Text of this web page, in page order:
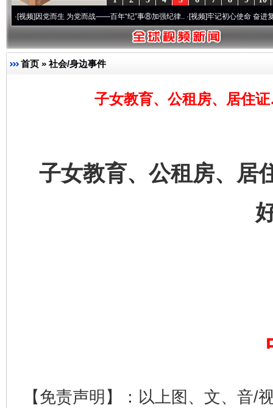
因党而生 为党而战——百年“纪”事⑧加强纪律..·[视频]牢记初心使命 奋进复兴征程丨“
首页 » 社会/身边事件
子女教育、公租房、居住
子女教育、公租房、
【免责声明】：以上图、文、音/
法徽映军营 权益有保障
一批国家标准开始实施 从
酒